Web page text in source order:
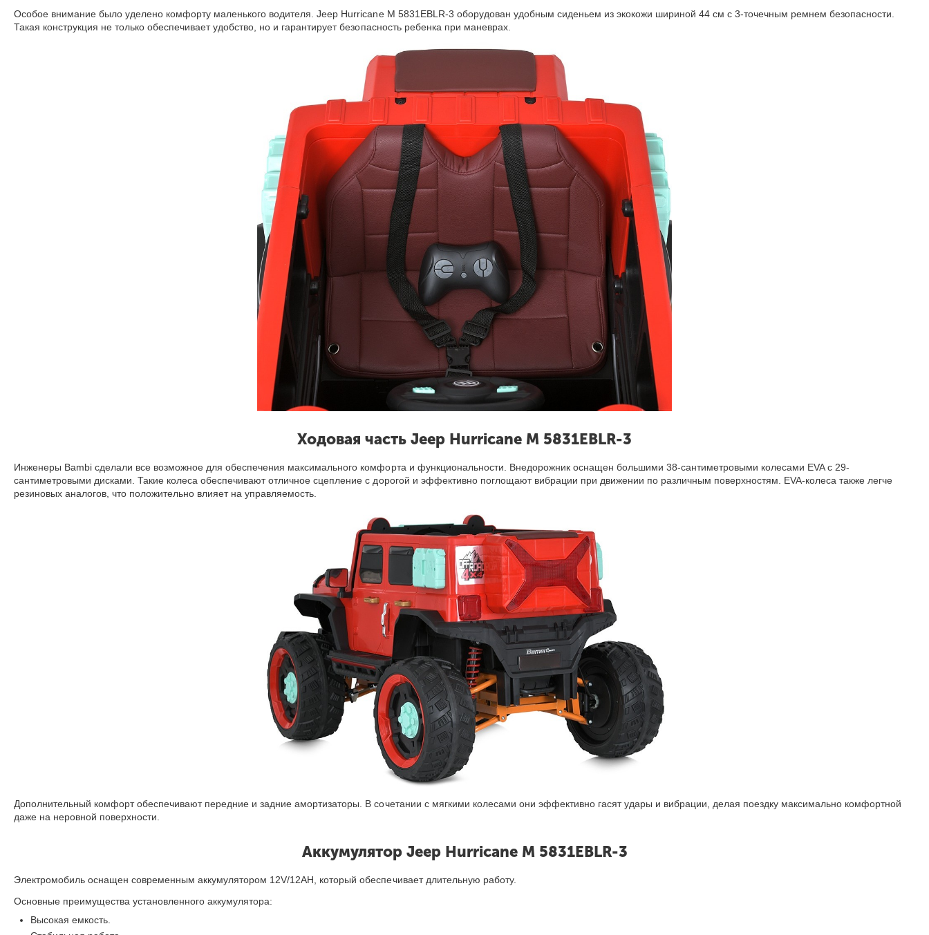
Особое внимание было уделено комфорту маленького водителя. Jeep Hurricane M 5831EBLR-3 оборудован удобным сиденьем из экокожи шириной 44 см с 3-точечным ремнем безопасности.
Такая конструкция не только обеспечивает удобство, но и гарантирует безопасность ребенка при маневрах.
Ходовая часть Jeep Hurricane M 5831EBLR-3
Инженеры Bambi сделали все возможное для обеспечения максимального комфорта и функциональности. Внедорожник оснащен большими 38-сантиметровыми колесами EVA с 29-
сантиметровыми дисками. Такие колеса обеспечивают отличное сцепление с дорогой и эффективно поглощают вибрации при движении по различным поверхностям. EVA-колеса также легче
резиновых аналогов, что положительно влияет на управляемость.
Дополнительный комфорт обеспечивают передние и задние амортизаторы. В сочетании с мягкими колесами они эффективно гасят удары и вибрации, делая поездку максимально комфортной
даже на неровной поверхности.
Аккумулятор Jeep Hurricane M 5831EBLR-3
Электромобиль оснащен современным аккумулятором 12V/12AH, который обеспечивает длительную работу.
Основные преимущества установленного аккумулятора:
Высокая емкость.